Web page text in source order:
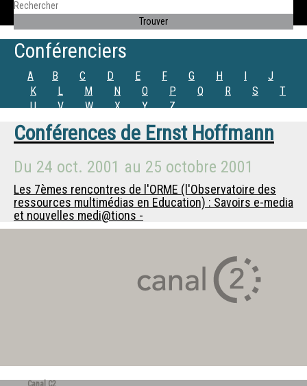
Conférenciers
A B C D E F G H I
J
K
L M N O P Q R S
T
U
V W X Y Z
Conférences de Ernst Hoffmann
Du 24 oct. 2001 au 25 octobre 2001
Les 7èmes rencontres de l'ORME (l'Observatoire des
ressources multimédias en Education) : Savoirs e-media
et nouvelles medi@tions -
Canal C2